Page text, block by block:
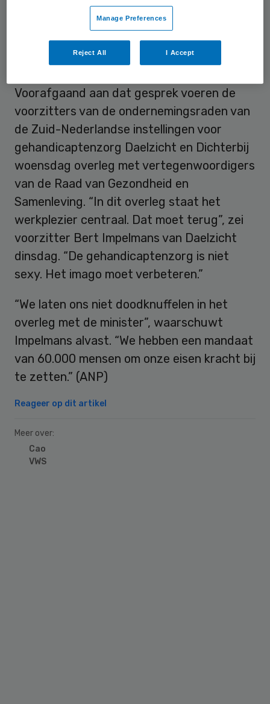
donderdag schuiven de initiatiefnemers van
de handtekeningenactie aan bij overleg
over de zorg met minister Hugo de Jonge
van Welzijn en Sport.
Voorafgaand aan dat gesprek voeren de
voorzitters van de ondernemingsraden van
de Zuid-Nederlandse instellingen voor
gehandicaptenzorg Daelzicht en Dichterbij
woensdag overleg met vertegenwoordigers
van de Raad van Gezondheid en
Samenleving. “In dit overleg staat het
werkplezier centraal. Dat moet terug”, zei
voorzitter Bert Impelmans van Daelzicht
dinsdag. “De gehandicaptenzorg is niet
sexy. Het imago moet verbeteren.”
“We laten ons niet doodknuffelen in het
overleg met de minister”, waarschuwt
Impelmans alvast. “We hebben een mandaat
van 60.000 mensen om onze eisen kracht bij
te zetten.” (ANP)
Reageer op dit artikel
Meer over:
Cao
VWS
Manage Preferences
Reject All I Accept